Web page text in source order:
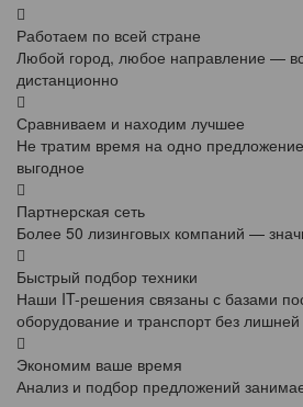
Работаем по всей стране
Любой город, любое направление —
дистанционно
Сравниваем и находим лучшее
Не тратим время на одно
выгодное
Партнерская сеть
Более 50 лизинговых компаний —
Быстрый подбор техники
Наши IT-решения связаны с базами
оборудование и транспорт без
Экономим ваше время
Анализ и подбор предложений